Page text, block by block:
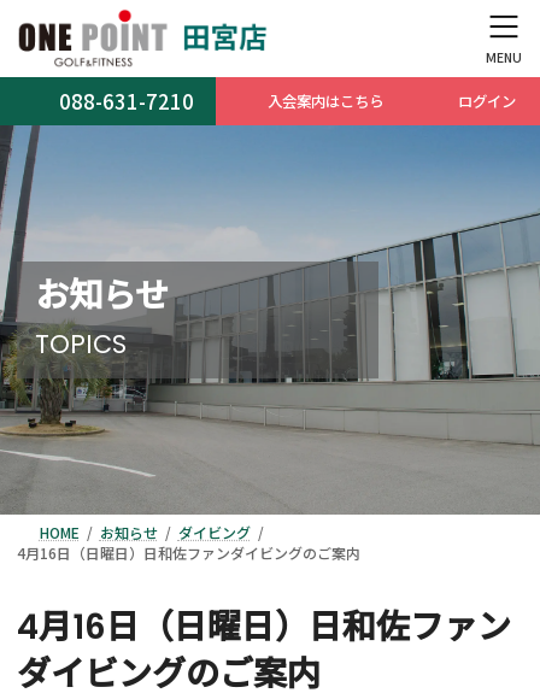
ン
へ
ス
キ
ッ
プ
ー
ョ
ン
に
移
動
088-631-7210 入会案内はこちら ログイン
お知らせ
TOPICS
HOME お知らせ
ダイビング
4月16日（日曜日）日和佐ファンダイビングのご案内
4月16日（日曜日）日和佐ファン
ダイビングのご案内